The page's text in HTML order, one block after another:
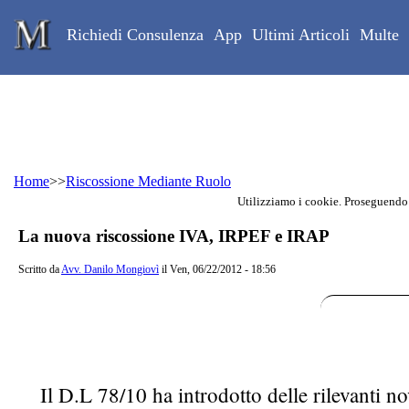
Studio Legale Mongiovì
Richiedi Consulenza App Ultimi Articoli Multe
Home>>Riscossione Mediante Ruolo
Contenuto principale della pagina
Utilizziamo i cookie.
La nuova riscossione IVA, IRPEF e IRAP
Scritto daAvv. Danilo Mongiovì il Ven, 06/22/2012 - 18:56
Il D.L 78/10 ha introdotto delle rilevanti